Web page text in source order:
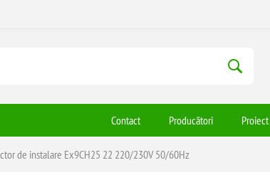
Contact Producători
de instalare Ex9CH25 22 220/230V 50/60Hz